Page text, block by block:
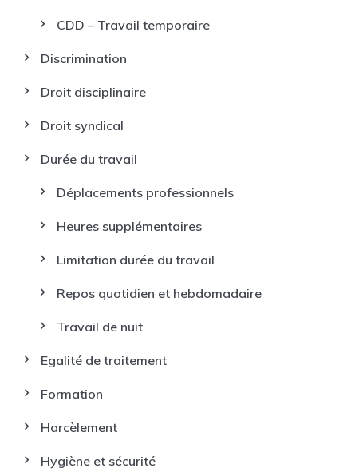
CDD – Travail temporaire
Discrimination
Droit disciplinaire
Droit syndical
Durée du travail
Déplacements professionnels
Heures supplémentaires
Limitation durée du travail
Repos quotidien et hebdomadaire
Travail de nuit
Egalité de traitement
Formation
Harcèlement
Hygiène et sécurité